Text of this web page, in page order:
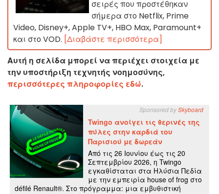
σειρές που προστέθηκαν
σήμερα στο Netflix, Prime
Video, Disney+, Apple TV+, HBO Max, Paramount+
και στο VOD. [Διαβάστε περισσότερα]
Αυτή η σελίδα μπορεί να περιέχει στοιχεία με
την υποστήριξη τεχνητής νοημοσύνης,
περισσότερες πληροφορίες εδώ.